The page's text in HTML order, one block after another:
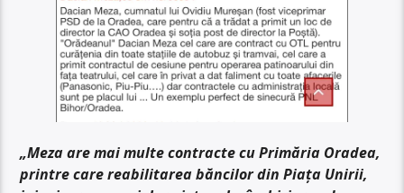
„Meza are mai multe contracte cu Primăria Oradea,
printre care reabilitarea băncilor din Piața Unirii,